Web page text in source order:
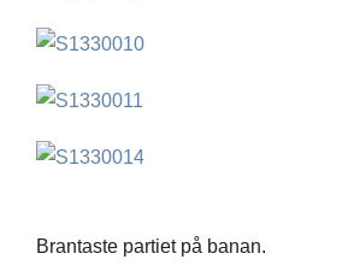
Brantaste partiet på banan.